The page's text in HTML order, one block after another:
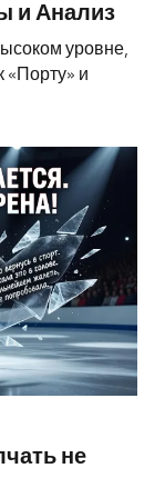
и Анализ
уровне,
«Порту» и
не